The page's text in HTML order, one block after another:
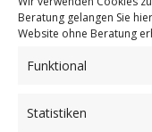
Beratung gelangen Sie hier
Website ohne Beratung
Funktional
Statistiken
Öffnungsfenster